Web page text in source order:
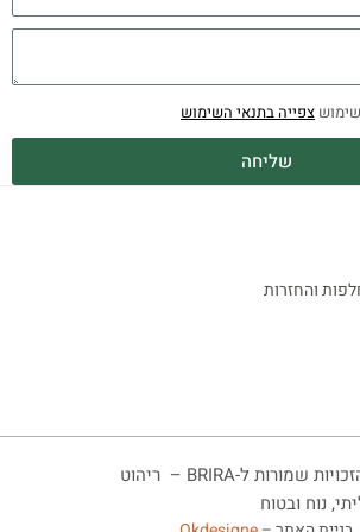
צפייה בתנאי השימוש
שליחה
והחזרות
2023© כל הזכויות שמורות ל-BRIRA – ריהוט
נוח ובטוח